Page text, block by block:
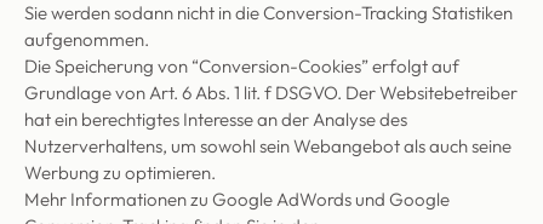
Sie werden sodann nicht in die Conversion-Tracking Statistiken
aufgenommen.
Die Speicherung von “Conversion-Cookies” erfolgt auf
Grundlage von Art. 6 Abs. 1 lit. f DSGVO. Der Websitebetreiber
hat ein berechtigtes Interesse an der Analyse des
Nutzerverhaltens, um sowohl sein Webangebot als auch seine
Werbung zu optimieren.
Mehr Informationen zu Google AdWords und Google